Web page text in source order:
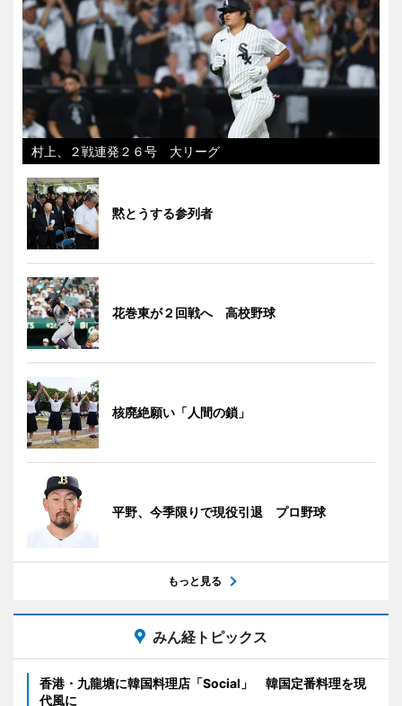
村上、２戦連発２６号 大リーグ
黙とうする参列者
花巻東が２回戦へ 高校野球
核廃絶願い「人間の鎖」
平野、今季限りで現役引退 プロ野球
もっと見る
みん経トピックス
香港・九龍塘に韓国料理店「Social」 韓国定番料理を現
代風に